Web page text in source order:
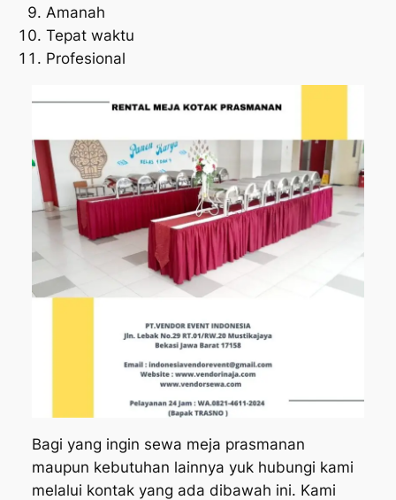
Amanah
Tepat waktu
Profesional
Bagi yang ingin sewa meja prasmanan
maupun kebutuhan lainnya yuk hubungi kami
melalui kontak yang ada dibawah ini. Kami